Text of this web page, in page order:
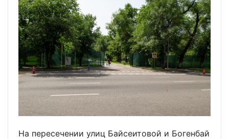
На пересечении улиц Байсеитовой и Богенбай